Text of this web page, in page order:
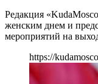
Редакция
женским днем и
мероприятий на
https://